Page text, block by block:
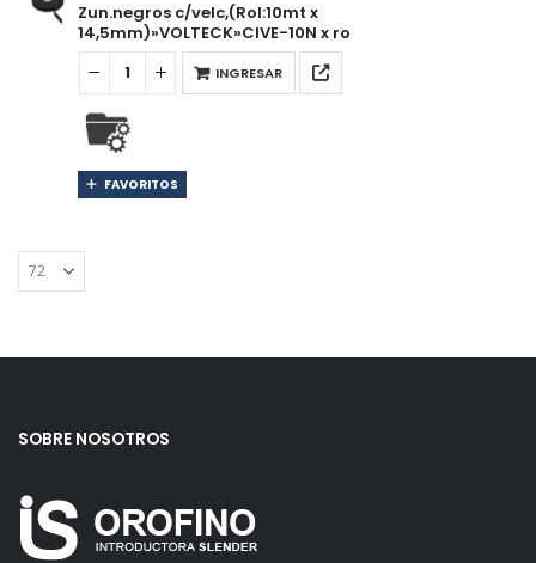
Zun.negros c/velc,(Rol:10mt x
14,5mm)»VOLTECK»CIVE-10N x ro
INGRESAR
FAVORITOS
SOBRE NOSOTROS